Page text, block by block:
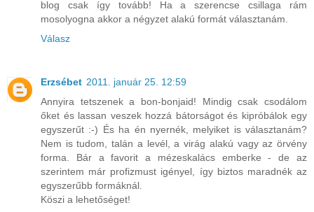
blog csak így tovább! Ha a szerencse csillaga rám
mosolyogna akkor a négyzet alakú formát választanám.
Válasz
Erzsébet 2011. január 25. 12:59
Annyira tetszenek a bon-bonjaid! Mindig csak csodálom
őket és lassan veszek hozzá bátorságot és kipróbálok egy
egyszerűt :-) És ha én nyernék, melyiket is választanám?
Nem is tudom, talán a levél, a virág alakú vagy az örvény
forma. Bár a favorit a mézeskalács emberke - de az
szerintem már profizmust igényel, így biztos maradnék az
egyszerűbb formáknál.
Köszi a lehetőséget!